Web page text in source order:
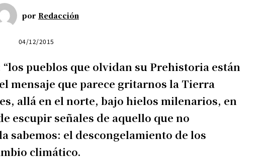
por Redacción
04/12/2015
pueblos que olvidan su Prehistoria están
mensaje que parece gritarnos la Tierra
allá en el norte, bajo hielos milenarios, en
escupir señales de aquello que no
sabemos: el descongelamiento de los
climático.